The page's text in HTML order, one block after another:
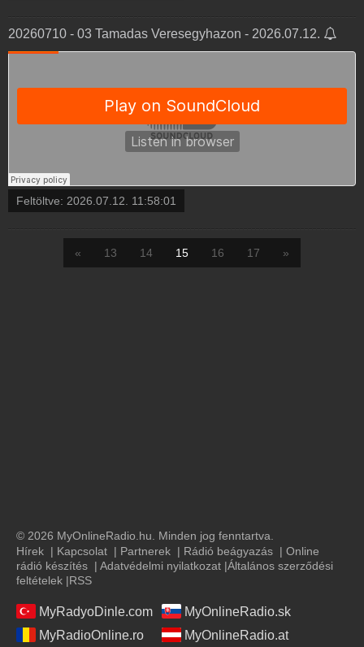
20260710 - 03 Tamadas Veresegyhazon - 2026.07.12.
Feltöltve: 2026.07.12. 11:58:01
« 13 14 15 16 17 »
© 2026 MyOnlineRadio.hu. Minden jog fenntartva.
Hírek | Kapcsolat | Partnerek | Rádió beágyazás | Online
rádió készítés | Adatvédelmi nyilatkozat |Általános szerződési
feltételek |RSS
MyRadyoDinle.com
MyOnlineRadio.sk
MyRadioOnline.ro
MyOnlineRadio.at